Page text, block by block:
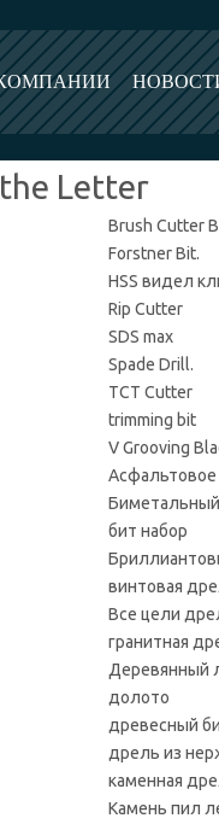
Letter
Brush Cutter
Forstner Bit.
HSS видел
Rip Cutter
SDS max
Spade Drill.
TCT Cutter
trimming bit
V Grooving
бит набор
винтовая
Все цели
гранитная
Деревянный
долото
древесный
дрель из
каменная
Камень пил